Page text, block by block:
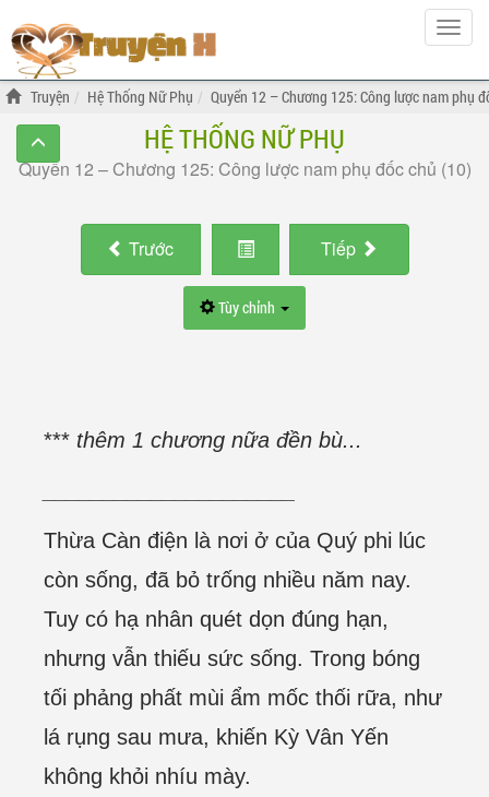
Hiện
menu
Truyện Hệ Thống Nữ Phụ Quyển 12 – Chương 125: Công lược nam phụ
HỆ THỐNG NỮ PHỤ
Quyển 12 – Chương 125: Công lược nam phụ đốc chủ (10)
Trước Tiếp
Tùy chỉnh
*** thêm 1 chương nữa đền bù...
Thừa Càn điện là nơi ở của Quý phi lúc
còn sống, đã bỏ trống nhiều năm nay.
Tuy có hạ nhân quét dọn đúng hạn,
nhưng vẫn thiếu sức sống. Trong bóng
tối phảng phất mùi ẩm mốc thối rữa, như
lá rụng sau mưa, khiến Kỳ Vân Yến
không khỏi nhíu mày.